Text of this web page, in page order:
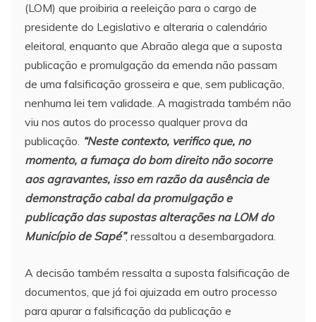
(LOM) que proibiria a reeleição para o cargo de
presidente do Legislativo e alteraria o calendário
eleitoral, enquanto que Abraão alega que a suposta
publicação e promulgação da emenda não passam
de uma falsificação grosseira e que, sem publicação,
nenhuma lei tem validade. A magistrada também não
viu nos autos do processo qualquer prova da
publicação. “Neste contexto, verifico que, no
momento, a fumaça do bom direito não socorre
aos agravantes, isso em razão da ausência de
demonstração cabal da promulgação e
publicação das supostas alterações na LOM do
Município de Sapé”, ressaltou a desembargadora.
A decisão também ressalta a suposta falsificação de
documentos, que já foi ajuizada em outro processo
para apurar a falsificação da publicação e